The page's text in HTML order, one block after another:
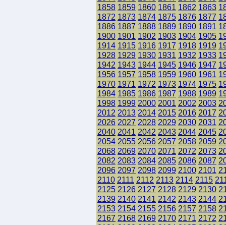
1858 1859 1860 1861 1862 1863
1872 1873 1874 1875 1876 1877
1886 1887 1888 1889 1890 1891
1900 1901 1902 1903 1904 1905
1914 1915 1916 1917 1918 1919
1928 1929 1930 1931 1932 1933
1942 1943 1944 1945 1946 1947
1956 1957 1958 1959 1960 1961
1970 1971 1972 1973 1974 1975
1984 1985 1986 1987 1988 1989
1998 1999 2000 2001 2002 2003
2012 2013 2014 2015 2016 2017
2026 2027 2028 2029 2030 2031
2040 2041 2042 2043 2044 2045
2054 2055 2056 2057 2058 2059
2068 2069 2070 2071 2072 2073
2082 2083 2084 2085 2086 2087
2096 2097 2098 2099 2100 2101
2110 2111 2112 2113 2114 2115
2125 2126 2127 2128 2129 2130
2139 2140 2141 2142 2143 2144
2153 2154 2155 2156 2157 2158
2167 2168 2169 2170 2171 2172